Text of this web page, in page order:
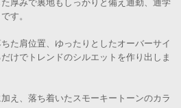
厚みで裏地もしっかりと備え通勤、通学
す。
た肩位置、ゆったりとしたオーバーサイ
けでトレンドのシルエットを作り出しま
え、落ち着いたスモーキートーンのカラ